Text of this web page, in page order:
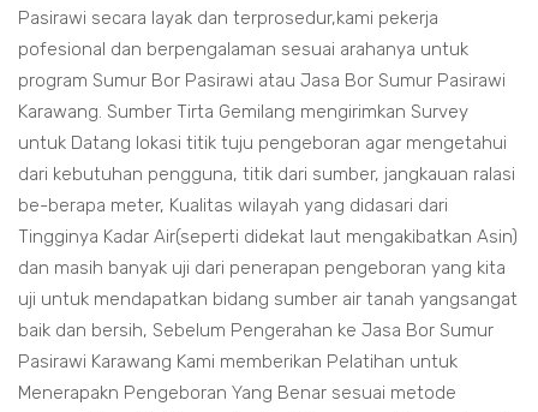
Pasirawi secara layak dan terprosedur,kami pekerja
pofesional dan berpengalaman sesuai arahanya untuk
program Sumur Bor Pasirawi atau Jasa Bor Sumur Pasirawi
Karawang. Sumber Tirta Gemilang mengirimkan Survey
untuk Datang lokasi titik tuju pengeboran agar mengetahui
dari kebutuhan pengguna, titik dari sumber, jangkauan ralasi
be-berapa meter, Kualitas wilayah yang didasari dari
Tingginya Kadar Air(seperti didekat laut mengakibatkan Asin)
dan masih banyak uji dari penerapan pengeboran yang kita
uji untuk mendapatkan bidang sumber air tanah yangsangat
baik dan bersih, Sebelum Pengerahan ke Jasa Bor Sumur
Pasirawi Karawang Kami memberikan Pelatihan untuk
Menerapakn Pengeboran Yang Benar sesuai metode